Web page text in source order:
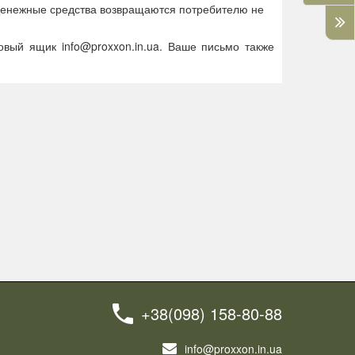
средства возвращаются потребителю не
ящик info@proxxon.in.ua. Ваше письмо также
+38(098) 158-80-88
info@proxxon.in.ua